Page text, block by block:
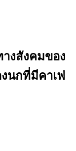
งสังคมของ
นกที่มีคาเฟ